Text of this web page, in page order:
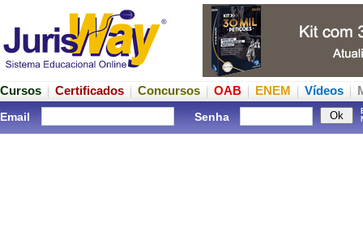
Cursos Certificados Concursos OAB ENEM Vídeos
Email Senha